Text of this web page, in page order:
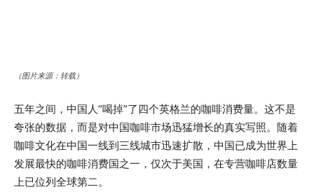
（图片来源：转载）
五年之间，中国人“喝掉”了四个英格兰的咖啡消费量。这不是
夸张的数据，而是对中国咖啡市场迅猛增长的真实写照。随着
咖啡文化在中国一线到三线城市迅速扩散，中国已成为世界上
发展最快的咖啡消费国之一，仅次于美国，在专营咖啡店数量
上已位列全球第二。